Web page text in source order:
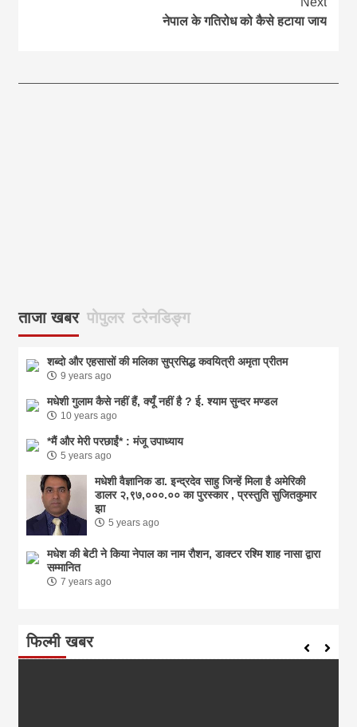
नेपाल के गतिरोध को कैसे हटाया जाय
ताजा खबर पोपुलर टरेनडिङ्ग
शब्दो और एहसासों की मलिका सुप्रसिद्ध कवयित्री अमृता प्रीतम
9 years ago
मधेशी गुलाम कैसे नहीं हैं, क्यूँ नहीं है ? ई. श्याम सुन्दर मण्डल
10 years ago
*मैं और मेरी परछाईं* : मंजू उपाध्याय
5 years ago
मधेशी वैज्ञानिक डा. इन्द्रदेव साहु जिन्हें मिला है अमेरिकी
डालर २,९७,०००.०० का पुरस्कार , प्रस्तुति सुजितकुमार
झा
5 years ago
मधेश की बेटी ने किया नेपाल का नाम राैशन, डाक्टर रश्मि शाह नासा द्वारा
सम्मानित
7 years ago
फिल्मी खबर